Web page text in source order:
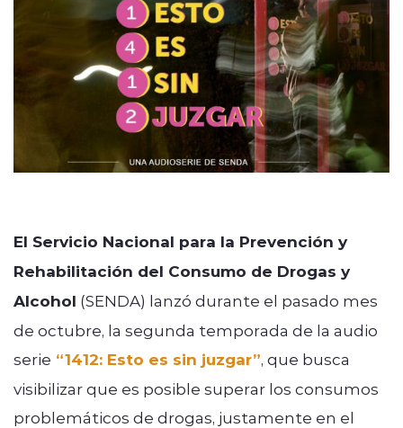
El Servicio Nacional para la Prevención y
Rehabilitación del Consumo de Drogas y
Alcohol (SENDA) lanzó durante el pasado mes
de octubre, la segunda temporada de la audio
serie “1412: Esto es sin juzgar”, que busca
visibilizar que es posible superar los consumos
problemáticos de drogas, justamente en el